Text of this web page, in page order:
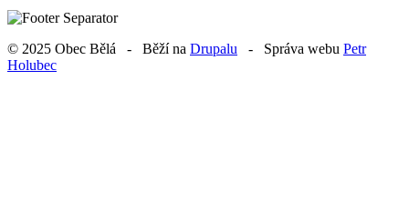
© 2025 Obec Bělá - Běží na Drupalu - Správa webu Petr
Holubec